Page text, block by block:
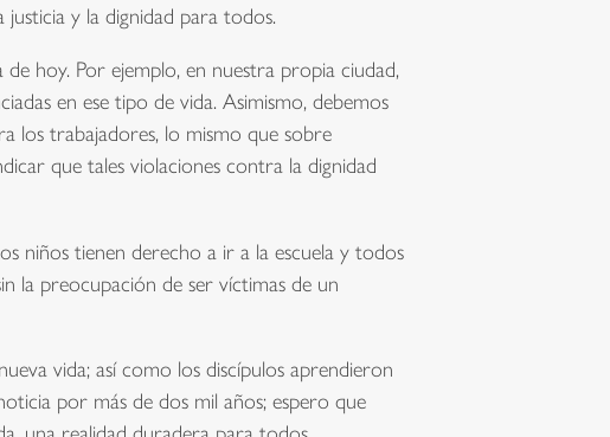
y la dignidad para todos.
hoy. Por ejemplo, en nuestra propia ciudad,
en ese tipo de vida. Asimismo, debemos
los trabajadores, lo mismo que sobre
que tales violaciones contra la dignidad
niños tienen derecho a ir a la escuela y todos
la preocupación de ser víctimas de un
vida; así como los discípulos aprendieron
por más de dos mil años; espero que